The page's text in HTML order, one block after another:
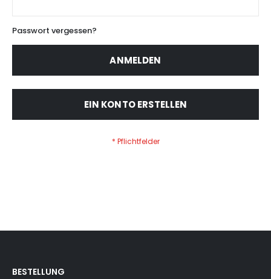
Passwort vergessen?
ANMELDEN
EIN KONTO ERSTELLEN
BESTELLUNG